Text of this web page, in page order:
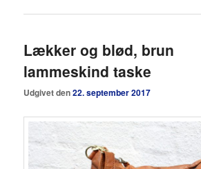
Lækker og blød, brun
lammeskind taske
Udgivet den22. september 2017